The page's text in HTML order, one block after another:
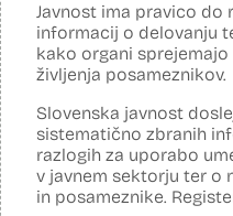
Javnost ima pravico do
informacij o delovanju
kako organi
življenja posameznikov.
Slovenska javnost
sistematično zbranih
razlogih za uporabo
v javnem sektorju ter o
in posameznike.